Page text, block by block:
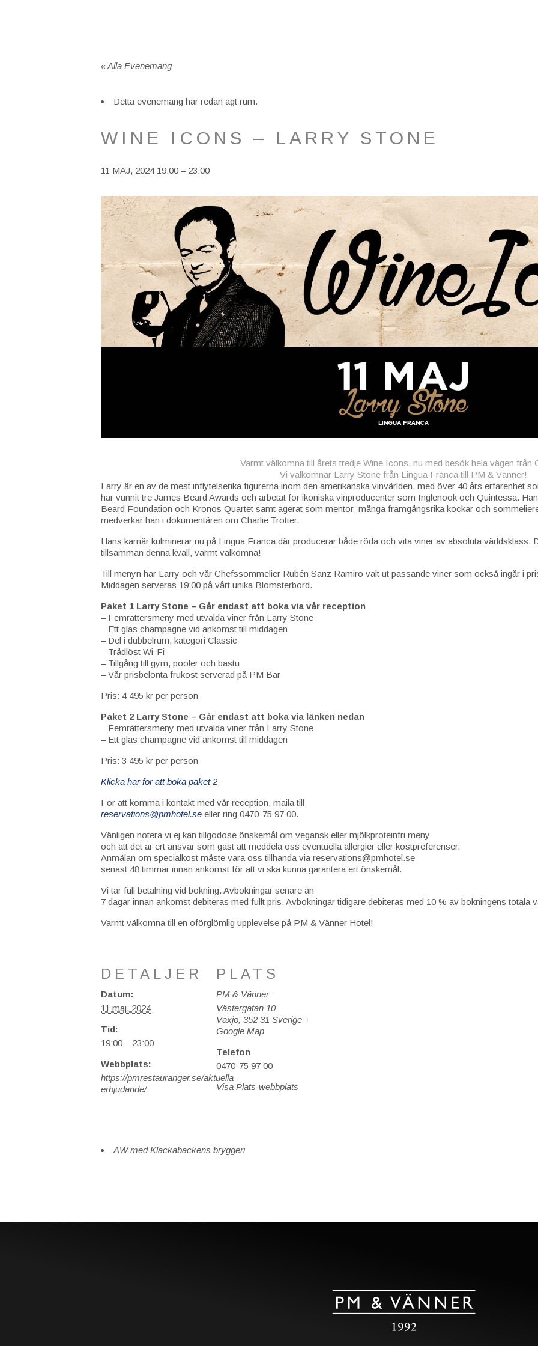
« Alla Evenemang
Detta evenemang har redan ägt rum.
WINE ICONS – LARRY STONE
11 MAJ, 2024 19:00 – 23:00
Varmt välkomna till årets tredje Wine Icons, nu med besök hela vägen från
Vi välkomnar Larry Stone från Lingua Franca till PM & Vänner!
Larry är en av de mest inflytelserika figurerna inom den amerikanska vinvärlden, med över 40 års erfarenhet
har vunnit tre James Beard Awards och arbetat för ikoniska vinproducenter som Inglenook och Quintessa.
Beard Foundation och Kronos Quartet samt agerat som mentor många framgångsrika kockar och
medverkar han i dokumentären om Charlie Trotter.
Hans karriär kulminerar nu på Lingua Franca där producerar både röda och vita viner av absoluta världsklass.
tillsamman denna kväll, varmt välkomna!
Till menyn har Larry och vår Chefssommelier Rubén Sanz Ramiro valt ut passande viner som också ingår i
Middagen serveras 19:00 på vårt unika Blomsterbord.
Paket 1 Larry Stone – Går endast att boka via vår reception
– Femrättersmeny med utvalda viner från Larry Stone
– Ett glas champagne vid ankomst till middagen
– Del i dubbelrum, kategori Classic
– Trådlöst Wi-Fi
– Tillgång till gym, pooler och bastu
– Vår prisbelönta frukost serverad på PM Bar
Pris: 4 495 kr per person
Paket 2 Larry Stone – Går endast att boka via länken nedan
– Femrättersmeny med utvalda viner från Larry Stone
– Ett glas champagne vid ankomst till middagen
Pris: 3 495 kr per person
Klicka här för att boka paket 2
För att komma i kontakt med vår reception, maila till
reservations@pmhotel.se eller ring 0470-75 97 00.
Vänligen notera vi ej kan tillgodose önskemål om vegansk eller mjölkproteinfri meny
och att det är ert ansvar som gäst att meddela oss eventuella allergier eller kostpreferenser.
Anmälan om specialkost måste vara oss tillhanda via reservations@pmhotel.se
senast 48 timmar innan ankomst för att vi ska kunna garantera ert önskemål.
Vi tar full betalning vid bokning. Avbokningar senare än
7 dagar innan ankomst debiteras med fullt pris. Avbokningar tidigare debiteras med 10 % av bokningens totala
Varmt välkomna till en oförglömlig upplevelse på PM & Vänner Hotel!
DETALJER
Datum:
11 maj, 2024
Tid:
19:00 – 23:00
Webbplats:
https://pmrestauranger.se/aktuella-
erbjudande/
PLATS
PM & Vänner
Västergatan 10
Växjö, 352 31 Sverige +
Google Map
Telefon
0470-75 97 00
Visa Plats-webbplats
AW med Klackabackens bryggeri